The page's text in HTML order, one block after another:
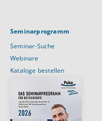
Seminarprogramm
Seminar-Suche
Webinare
Kataloge bestellen